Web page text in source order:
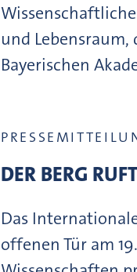
und Lebensraum,
Bayerischen
DER BERG
Das
offenen Tür am